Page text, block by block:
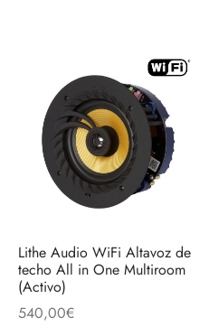
Lithe Audio WiFi Altavoz de
techo All in One Multiroom
(Activo)
540,00€